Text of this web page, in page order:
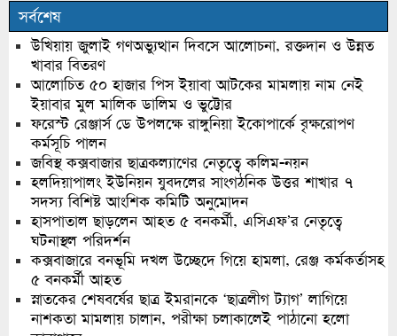
সর্বশেষ
উখিয়ায় জুলাই গণঅভ্যুত্থান দিবসে আলোচনা, রক্তদান ও উন্নত
খাবার বিতরণ
আলোচিত ৫০ হাজার পিস ইয়াবা আটকের মামলায় নাম নেই
ইয়াবার মুল মালিক ডালিম ও ভুট্টোর
ফরেস্ট রেঞ্জার্স ডে উপলক্ষে রাঙ্গুনিয়া ইকোপার্কে বৃক্ষরোপণ
কর্মসূচি পালন
জবিস্থ কক্সবাজার ছাত্রকল্যাণের নেতৃত্বে কলিম-নয়ন
হলদিয়াপালং ইউনিয়ন যুবদলের সাংগঠনিক উত্তর শাখার ৭
সদস্য বিশিষ্ট আংশিক কমিটি অনুমোদন
হাসপাতাল ছাড়লেন আহত ৫ বনকর্মী, এসিএফ’র নেতৃত্বে
ঘটনাস্থল পরিদর্শন
কক্সবাজারে বনভূমি দখল উচ্ছেদে গিয়ে হামলা, রেঞ্জ কর্মকর্তাসহ
৫ বনকর্মী আহত
স্নাতকের শেষবর্ষের ছাত্র ইমরানকে ‘ছাত্রলীগ ট্যাগ’ লাগিয়ে
নাশকতা মামলায় চালান, পরীক্ষা চলাকালেই পাঠানো হলো